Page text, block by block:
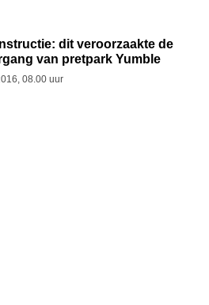
dit veroorzaakte de
van pretpark Yumble
08.00 uur